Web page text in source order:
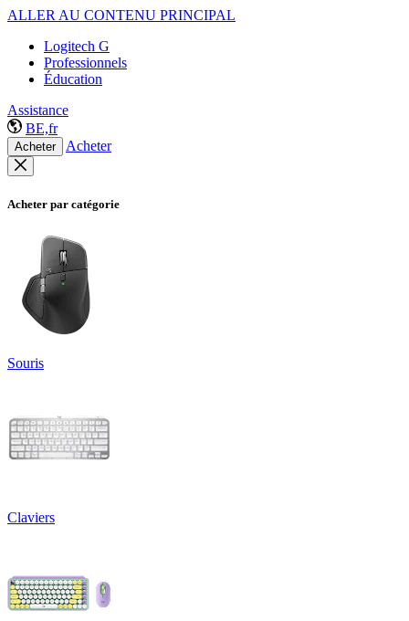
ALLER AU CONTENU PRINCIPAL
Logitech G
Professionnels
Éducation
Assistance
BE,fr
Acheter Acheter
Acheter par catégorie
Souris
Claviers